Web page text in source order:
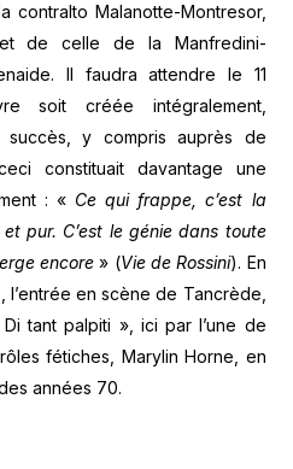
contralto Malanotte-Montresor,
de celle de la Manfredini-
Il faudra attendre le 11
soit créée intégralement,
y compris auprès de
constituait davantage une
: « Ce qui frappe, c’est la
pur. C’est le génie dans toute
encore » (Vie de Rossini). En
l’entrée en scène de Tancrède,
tant palpiti », ici par l’une de
fétiches, Marylin Horne, en
années 70.